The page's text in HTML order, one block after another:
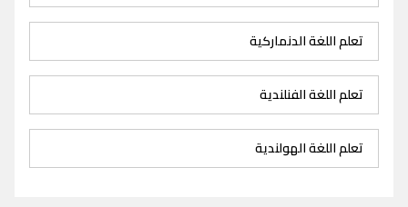
تعلم اللغة الدنماركية
تعلم اللغة الفنلندية
تعلم اللغة الهولندية